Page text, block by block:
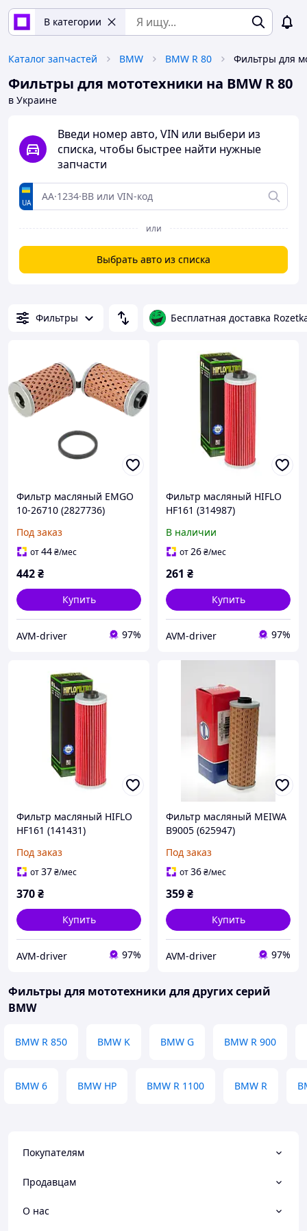
В категории
Каталог запчастей BMW BMW R 80
Фильтры для мототехники на BMW R 80
в Украине
Введи номер авто, VIN или выбери из
списка, чтобы быстрее найти нужные
запчасти
UA
или
Выбрать авто из списка
Фильтры Бесплатная доставка
Фильтр масляный EMGO
10-26710 (2827736)
Под заказ
от44₴/мес
442₴
Купить
AVM-driver 97%
Фильтр масляный HIFLO
HF161 (314987)
В наличии
от26₴/мес
261 ₴
Купить
AVM-driver 97%
Фильтр масляный HIFLO
HF161 (141431)
Под заказ
от37₴/мес
370₴
Купить
AVM-driver 97%
Фильтр масляный MEIWA
B9005 (625947)
Под заказ
от36₴/мес
359₴
Купить
AVM-driver 97%
Фильтры для мототехники для других серий
BMW
BMW R 850 BMW K BMW G BMW R 900
BMW 6 BMW HP BMW R 1100 BMW R
Покупателям
Продавцам
О нас